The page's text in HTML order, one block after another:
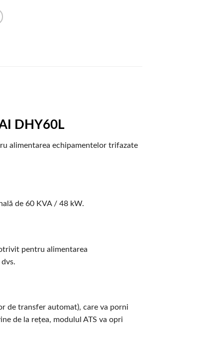
DHY60L
alimentarea echipamentelor trifazate
de 60 KVA / 48 kW.
pentru alimentarea
de transfer automat), care va porni
de la rețea, modulul ATS va opri